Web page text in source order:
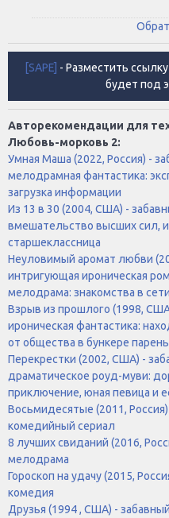
[SAPE] - Разместить
будет под
Авторекомендации для
Любовь-морковь 2:
Умная Маша (2022, Россия) -
мелодрамная фантастика:
загрузка информации
Из 13 в 30 (2004, США) -
вмешательство высших сил,
старшеклассница
Неуловимый аромат любви
интригующая ироническая
мелодрама: знакомства в сети
Взрыв из прошлого (1998,
ироническая фантастика:
от общества в бункере парень
Перекрестки (2002, США) -
драматическое роуд-муви:
приключение, юная певица и
Восьмидесятые (2011,
комедийный сериал
8 лучших свиданий (2016,
мелодрама
Гороскоп на удачу (2015,
комедия
Друзья (1994 , США) -